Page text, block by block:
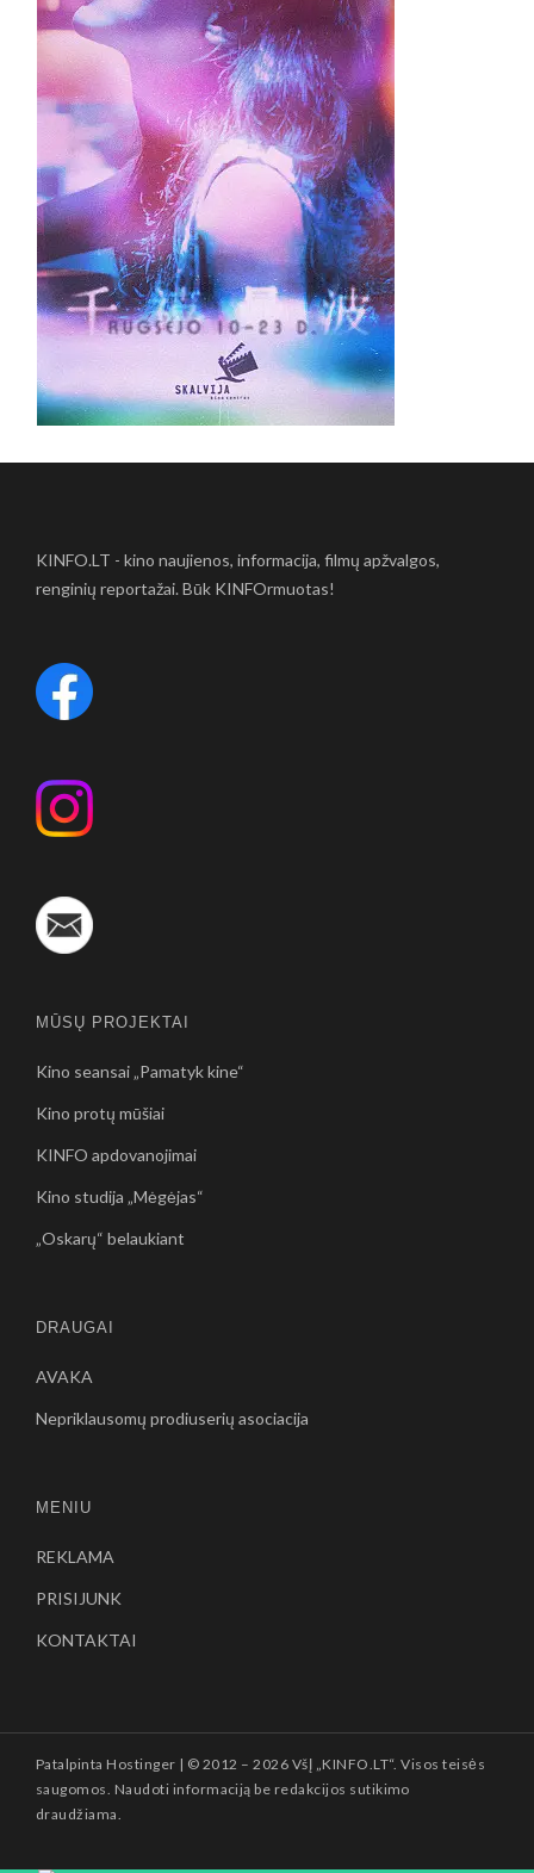
KINFO.LT - kino naujienos, informacija, filmų apžvalgos,
renginių reportažai. Būk KINFOrmuotas!
MŪSŲ PROJEKTAI
Kino seansai „Pamatyk kine“
Kino protų mūšiai
KINFO apdovanojimai
Kino studija „Mėgėjas“
„Oskarų“ belaukiant
DRAUGAI
AVAKA
Nepriklausomų prodiuserių asociacija
MENIU
REKLAMA
PRISIJUNK
KONTAKTAI
Patalpinta Hostinger | © 2012 –2026 VšĮ „KINFO.LT“. Visos teisės
saugomos. Naudoti informaciją be redakcijos sutikimo
draudžiama.